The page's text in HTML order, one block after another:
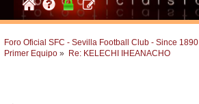
Foro Oficial SFC - Sevilla Football Club - Since 1890
Primer Equipo » Re: KELECHI IHEANACHO